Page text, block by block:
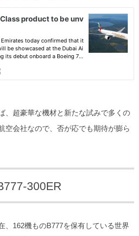
、超豪華な機材と新たな試みで多くの
空会社なので、否が応でも期待が膨ら
300ER
、162機ものB777を保有している世界